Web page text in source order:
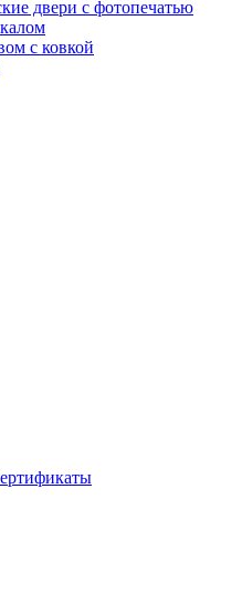
двери с фотопечатью
с ковкой